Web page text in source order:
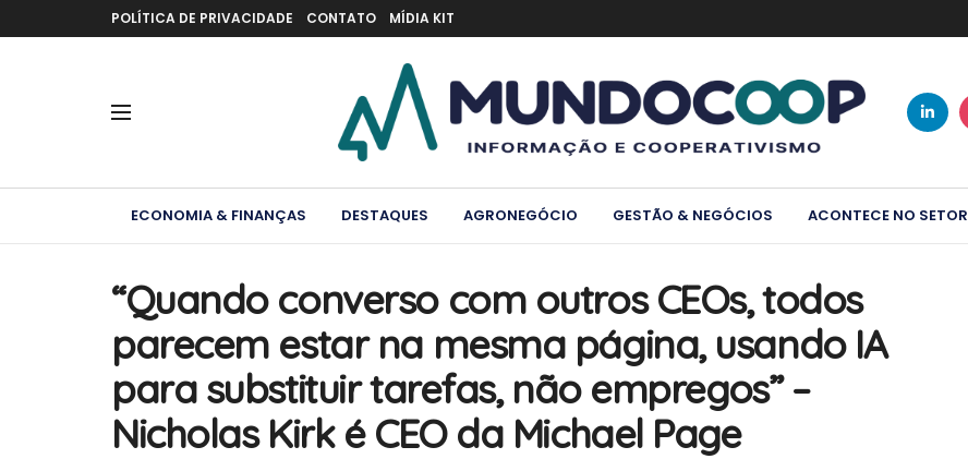
POLÍTICA DE PRIVACIDADE CONTATO MÍDIA KIT
ECONOMIA & FINANÇAS DESTAQUES AGRONEGÓCIO GESTÃO & NEGÓCIOS ACONTECE NO SETOR
“Quando converso com outros CEOs, todos
parecem estar na mesma página, usando IA
para substituir tarefas, não empregos” –
Nicholas Kirk é CEO da Michael Page